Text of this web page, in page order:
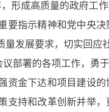
形成高质量的政府工
要指示精神和党中央
发展要求，切实回应
部署的各项工作，勇
资金下达和项目建设
支持和改革创新并举